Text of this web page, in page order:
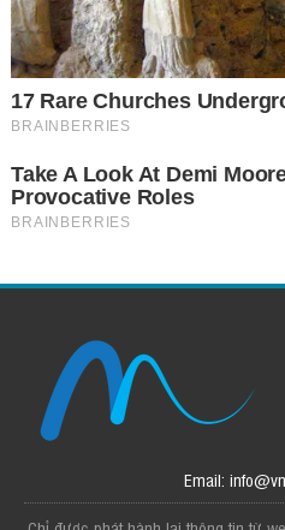
Email: